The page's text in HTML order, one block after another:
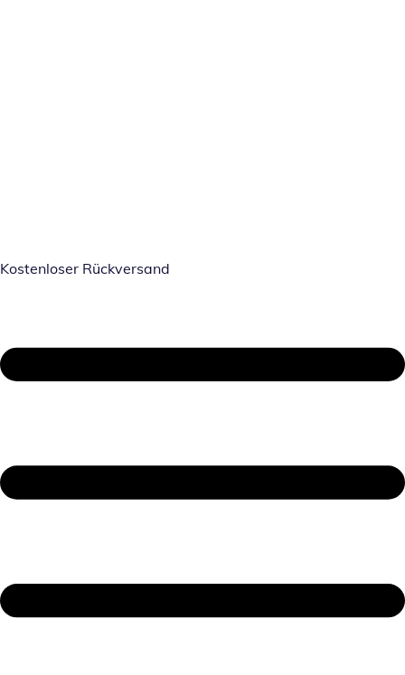
Kostenloser Rückversand